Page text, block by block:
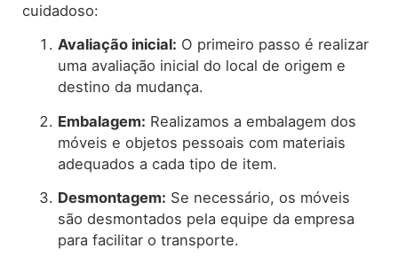
cuidadoso:
Avaliação inicial: O primeiro passo é realizar
uma avaliação inicial do local de origem e
destino da mudança.
Embalagem: Realizamos a embalagem dos
móveis e objetos pessoais com materiais
adequados a cada tipo de item.
Desmontagem: Se necessário, os móveis
são desmontados pela equipe da empresa
para facilitar o transporte.